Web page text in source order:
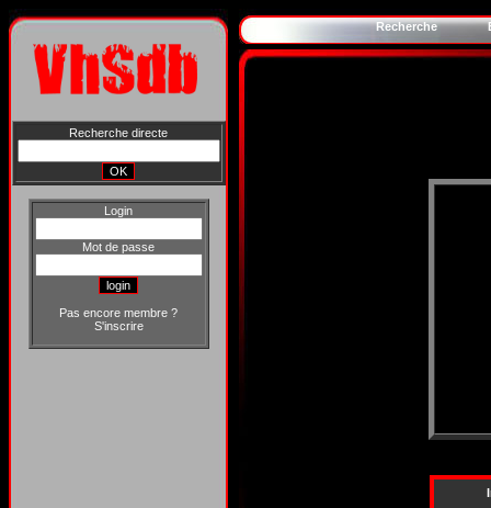
Recherche directe
Login
Mot de passe
Pas encore membre ?
S'inscrire
Recherche